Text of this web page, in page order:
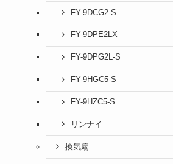
FY-9DCG2-S
FY-9DPE2LX
FY-9DPG2L-S
FY-9HGC5-S
FY-9HZC5-S
リンナイ
換気扇